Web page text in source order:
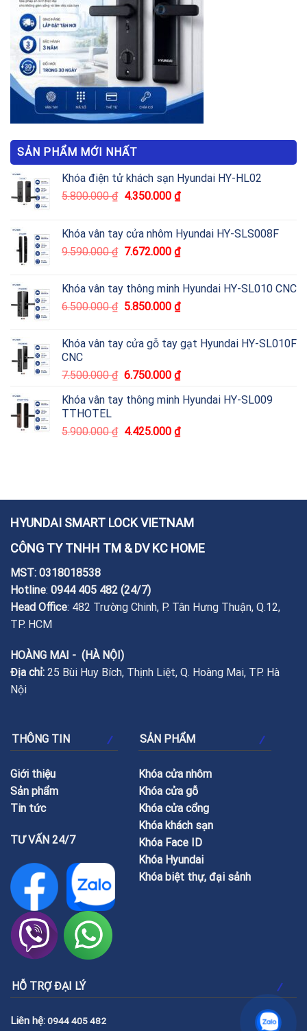
SẢN PHẨM MỚI NHẤT
Khóa điện tử khách sạn Hyundai HY-HL02
5.800.000₫ 4.350.000 ₫
Khóa vân tay cửa nhôm Hyundai HY-SLS008F
9.590.000₫ 7.672.000 ₫
Khóa vân tay thông minh Hyundai HY-SL010 CNC
6.500.000₫ 5.850.000 ₫
Khóa vân tay cửa gỗ tay gạt Hyundai HY-SL010F
CNC
7.500.000₫ 6.750.000 ₫
Khóa vân tay thông minh Hyundai HY-SL009
TTHOTEL
5.900.000₫ 4.425.000 ₫
HYUNDAI SMART LOCK VIETNAM
CÔNG TY TNHH TM & DV KC HOME
MST: 0318018538
Hotline: 0944 405 482 (24/7)
Head Office: 482 Trường Chinh, P. Tân Hưng Thuận, Q.12,
TP. HCM
HOÀNG MAI - (HÀ NỘI)
Địa chỉ: 25 Bùi Huy Bích, Thịnh Liệt, Q. Hoàng Mai, TP. Hà
Nội
THÔNG TIN
Giới thiệu
Sản phẩm
Tin tức
TƯ VẤN 24/7
SẢN PHẨM
Khóa cửa nhôm
Khóa cửa gỗ
Khóa cửa cổng
Khóa khách sạn
Khóa Face ID
Khóa Hyundai
Khóa biệt thự, đại sảnh
HỖ TRỢ ĐẠI LÝ
Liên hệ:0944 405 482